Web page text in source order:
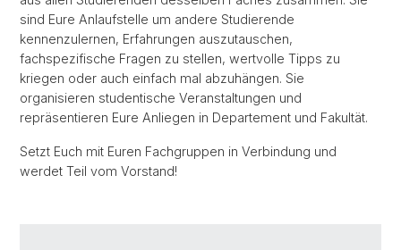
sind Eure Anlaufstelle um andere Studierende
kennenzulernen, Erfahrungen auszutauschen,
fachspezifische Fragen zu stellen, wertvolle Tipps zu
kriegen oder auch einfach mal abzuhängen. Sie
organisieren studentische Veranstaltungen und
repräsentieren Eure Anliegen in Departement und Fakultät.
Setzt Euch mit Euren Fachgruppen in Verbindung und
werdet Teil vom Vorstand!